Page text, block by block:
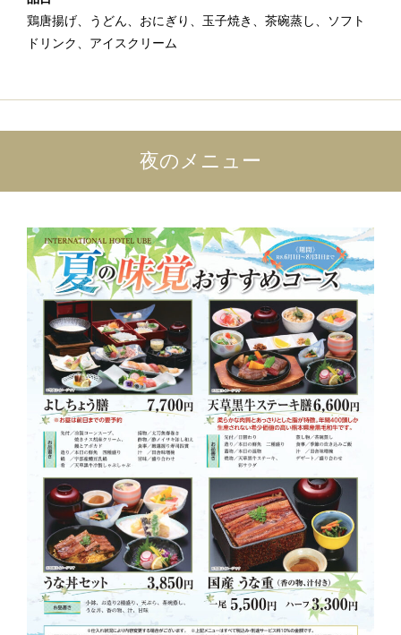
鶏唐揚げ、うどん、おにぎり、玉子焼き、茶碗蒸し、ソフト
ドリンク、アイスクリーム
夜のメニュー